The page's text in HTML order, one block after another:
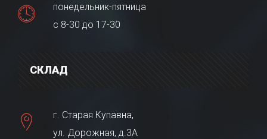
понедельник-пятница
с 8-30 до 17-30
СКЛАД
г. Старая Купавна,
ул. Дорожная, д.3А